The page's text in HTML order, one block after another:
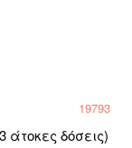
19793
άτοκες δόσεις)